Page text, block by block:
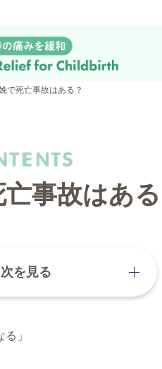
で死亡事故はある？
事故はある
次を見る
」